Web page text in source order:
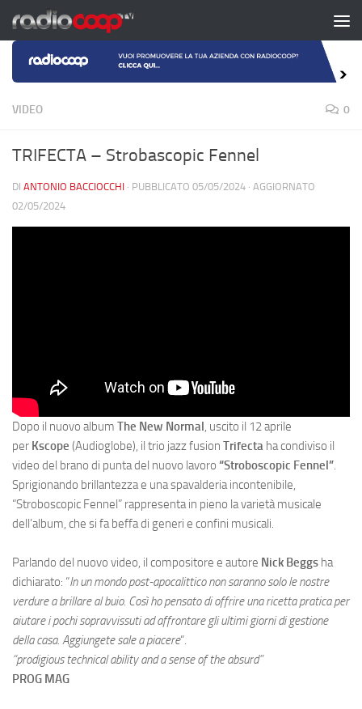
Salta al contenuto
VIDEO 0
TRIFECTA – Strobascopic Fennel
DI ANTONIO BACCIOCCHI · PUBBLICATO 05/05/2024 · AGGIORNATO
02/05/2024
Dopo il nuovo album The New Normal, uscito il 12 aprile
per Kscope (Audioglobe), il trio jazz fusion Trifecta ha condiviso il
video del brano di punta del nuovo lavoro “Stroboscopic Fennel”.
Sprigionando brillantezza e una spavalderia incontenibile,
“Stroboscopic Fennel” rappresenta in pieno la varietà musicale
dell’album, che si fa beffa di generi e confini musicali.
Parlando del nuovo video, il compositore e autore Nick Beggs ha
dichiarato: “In un mondo post-apocalittico non saranno solo le nostre
verdure a brillare al buio. Così ho pensato di offrire una ricetta pratica per
aiutare i pochi sopravvissuti ad affrontare gli ultimi giorni di gestione
della casa. Aggiungete sale a piacere“.
“prodigious technical ability and a sense of the absurd”
PROG MAG